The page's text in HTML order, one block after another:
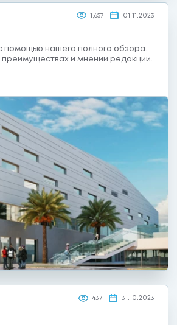
1,657 01.11.2023
помощью нашего полного обзора.
и мнении редакции.
437 31.10.2023